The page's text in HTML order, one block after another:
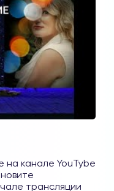
на канале YouTybe
трансляции